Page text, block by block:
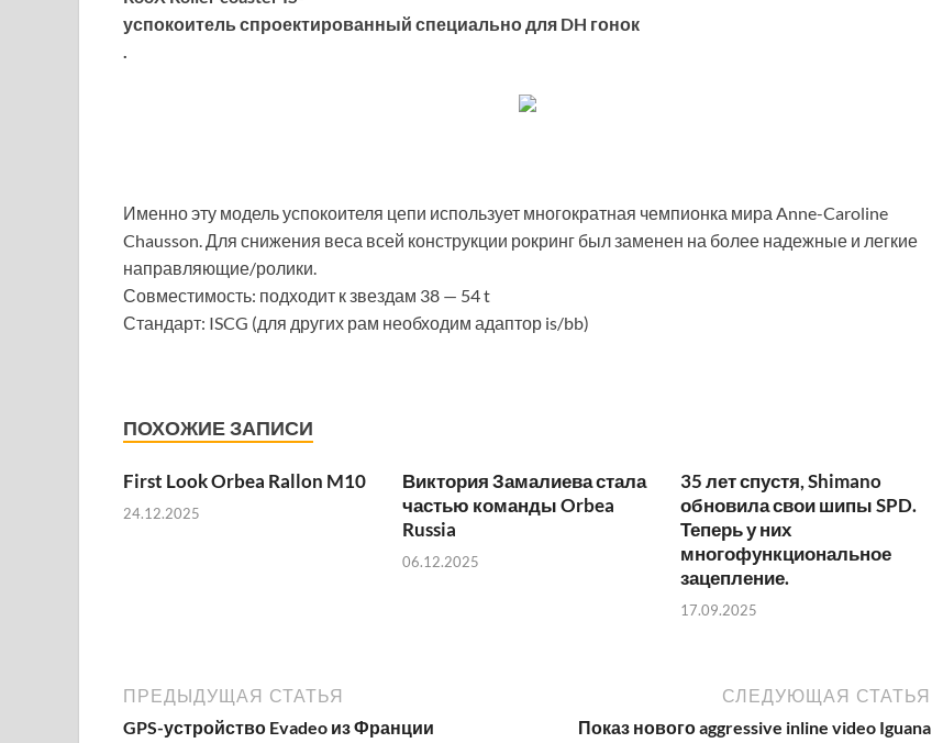
успокоитель спроектированный специально для DH гонок
.
Именно эту модель успокоителя цепи использует многократная чемпионка мира Anne-Caroline
Chausson. Для снижения веса всей конструкции рокринг был заменен на более надежные и легкие
направляющие/ролики.
Совместимость: подходит к звездам 38 — 54 t
Стандарт: ISCG (для других рам необходим адаптор is/bb)
ПОХОЖИЕ ЗАПИСИ
First Look Orbea Rallon M10
24.12.2025
Виктория Замалиева стала
частью команды Orbea
Russia
06.12.2025
35 лет спустя, Shimano
обновила свои шипы SPD.
Теперь у них
многофункциональное
зацепление.
17.09.2025
ПРЕДЫДУЩАЯ СТАТЬЯ
GPS-устройство Evadeo из Франции
СЛЕДУЮЩАЯ СТАТЬЯ
Показ нового aggressive inline video Iguana